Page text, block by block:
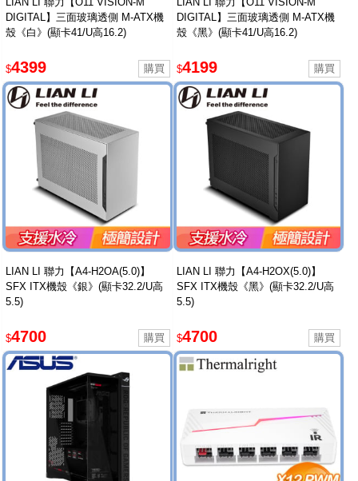
DIGITAL】三面玻璃透側 M-ATX機
殼《白》(顯卡41/U高16.2)
$4399
DIGITAL】三面玻璃透側 M-ATX機
殼《黑》(顯卡41/U高16.2)
$4199
LIAN LI 聯力【A4-H2OA(5.0)】
SFX ITX機殼《銀》(顯卡32.2/U高
5.5)
$4700
LIAN LI 聯力【A4-H2OX(5.0)】
SFX ITX機殼《黑》(顯卡32.2/U高
5.5)
$4700